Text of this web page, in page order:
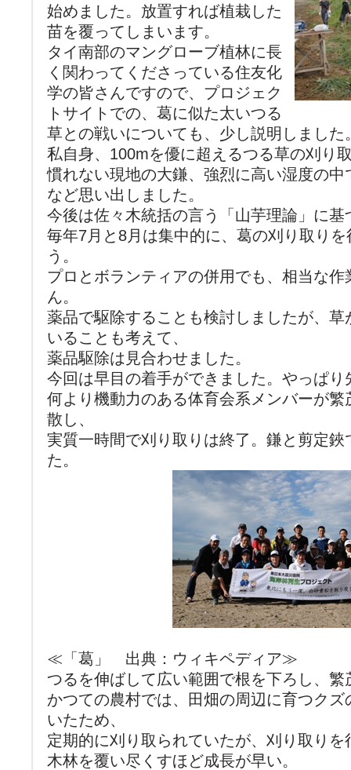
始めました。放置すれば植栽した
苗を覆ってしまいます。
タイ南部のマングローブ植林に長
く関わってくださっている住友化
学の皆さんですので、プロジェク
トサイトでの、葛に似た太いつる
草との戦いについても、少し説明しました
私自身、100mを優に超えるつる草の刈り
慣れない現地の大鎌、強烈に高い湿度の
など思い出しました。
今後は佐々木統括の言う「山芋理論」に基
毎年7月と8月は集中的に、葛の刈り取り
う。
プロとボランティアの併用でも、相当な
ん。
薬品で駆除することも検討しましたが、
いることも考えて、
薬品駆除は見合わせました。
今回は早目の着手ができました。やっぱり
何より機動力のある体育会系メンバーが
散し、
実質一時間で刈り取りは終了。鎌と剪定
た。
≪「葛」 出典：ウィキペディア≫
つるを伸ばして広い範囲で根を下ろし、繁
かつての農村では、田畑の周辺に育つク
いたため、
定期的に刈り取られていたが、刈り取り
木林を覆い尽くすほど成長が早い。